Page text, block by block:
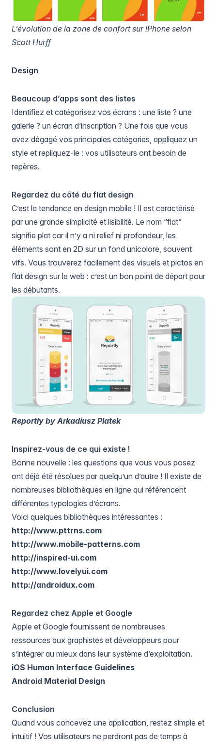
L’évolution de la zone de confort sur iPhone selon
Scott Hurff
Design
Beaucoup d’apps sont des listes
Identifiez et catégorisez vos écrans : une liste ? une
galerie ? un écran d’inscription ? Une fois que vous
avez dégagé vos principales catégories, appliquez un
style et repliquez-le : vos utilisateurs ont besoin de
repères.
Regardez du côté du flat design
C’est la tendance en design mobile ! Il est caractérisé
par une grande simplicité et lisibilité. Le nom “flat”
signifie plat car il n’y a ni relief ni profondeur, les
éléments sont en 2D sur un fond unicolore, souvent
vifs. Vous trouverez facilement des visuels et pictos en
flat design sur le web : c’est un bon point de départ pour
les débutants.
Reportly by Arkadiusz Platek
Inspirez-vous de ce qui existe !
Bonne nouvelle : les questions que vous vous posez
ont déjà été résolues par quelqu’un d’autre ! Il existe de
nombreuses bibliothèques en ligne qui référencent
différentes typologies d’écrans.
Voici quelques bibliothèques intéressantes :
http://www.pttrns.com
http://www.mobile-patterns.com
http://inspired-ui.com
http://www.lovelyui.com
http://androidux.com
Regardez chez Apple et Google
Apple et Google fournissent de nombreuses
ressources aux graphistes et développeurs pour
s’intégrer au mieux dans leur système d’exploitation.
iOS Human Interface Guidelines
Android Material Design
Conclusion
Quand vous concevez une application, restez simple et
intuitif ! Vos utilisateurs ne perdront pas de temps à